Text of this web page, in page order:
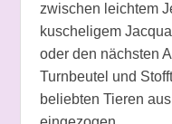
zwischen leichtem
kuscheligem
oder den nächsten
Turnbeutel und
beliebten Tieren